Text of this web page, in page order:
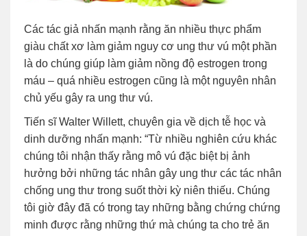
Các tác giả nhấn mạnh rằng ăn nhiều thực phẩm
giàu chất xơ làm giảm nguy cơ ung thư vú một phần
là do chúng giúp làm giảm nồng độ estrogen trong
máu – quá nhiều estrogen cũng là một nguyên nhân
chủ yếu gây ra ung thư vú.
Tiến sĩ Walter Willett, chuyên gia về dịch tễ học và
dinh dưỡng nhấn mạnh: “Từ nhiều nghiên cứu khác
chúng tôi nhận thấy rằng mô vú đặc biệt bị ảnh
hưởng bởi những tác nhân gây ung thư các tác nhân
chống ung thư trong suốt thời kỳ niên thiếu. Chúng
tôi giờ đây đã có trong tay những bằng chứng chứng
minh được rằng những thứ mà chúng ta cho trẻ ăn